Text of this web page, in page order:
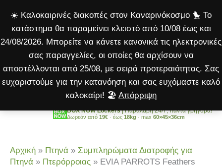
☀️ Καλοκαιρινές διακοπές στον Καναρινόκοσμο 🐤 Το
κατάστημα θα παραμείνει κλειστό από 10/08 έως και
24/08/2026. Μπορείτε να κάνετε κανονικά τις ηλεκτρονικές
σας παραγγελίες, οι οποίες θα αρχίσουν να
αποστέλλονται από 25/08, με σειρά προτεραιότητας. Σας
ευχαριστούμε για την κατανόηση και σας ευχόμαστε καλό
καλοκαίρι! 🏖️ Απόρριψη
στο
περιεχόμενο
BOX NOW Lockers| Παραλαβή 24/7, πάντα γρήγορα!
Δωρεάν από 19€ · έως 18kg · max 60×45×36cm
Αρχική » Πτηνά » Συμπληρώματα Διατροφής για
Πτηνά » Πτερόρροιας » EVIA PARROTS Feathers
solution
plus
100gr
ποσότητα